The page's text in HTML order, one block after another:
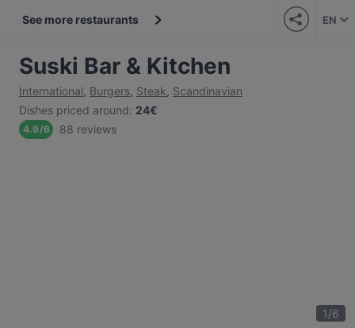
See more restaurants EN
Suski Bar & Kitchen
International, Burgers, Steak, Scandinavian
Dishes priced around: 24€
4.9/6 88 reviews
1/6